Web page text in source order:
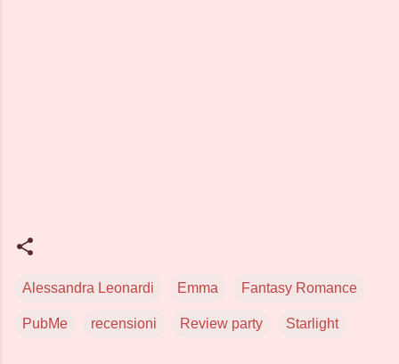
Alessandra Leonardi Emma Fantasy Romance
PubMe recensioni Review party Starlight